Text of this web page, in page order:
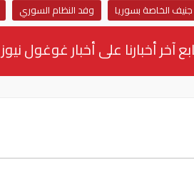
الخاصة بسوريا وفد النظام السوري
آخر أخبارنا على أخبار غوغول نيوز